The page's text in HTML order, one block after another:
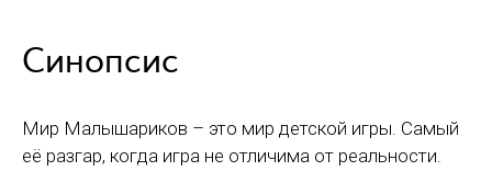
Синопсис
Мир Малышариков – это мир детской игры. Самый
её разгар, когда игра не отличима от реальности.